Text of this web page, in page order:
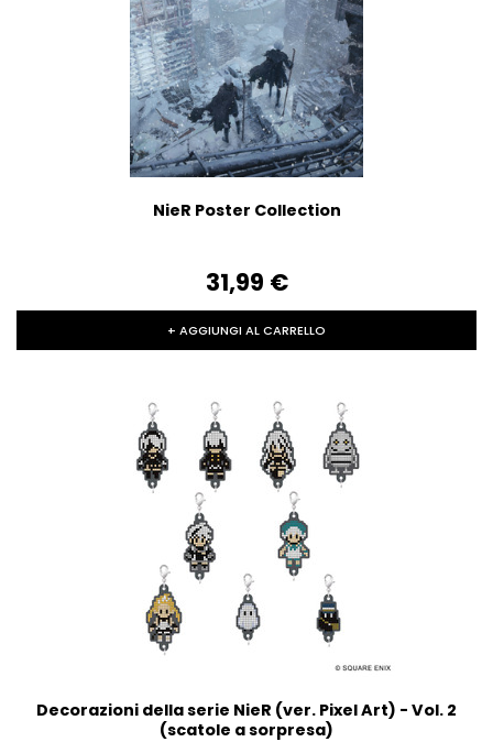
NieR Poster Collection
31,99‎ ‎€
+ AGGIUNGI AL CARRELLO
Decorazioni della serie NieR (ver. Pixel Art) - Vol. 2
(scatole a sorpresa)